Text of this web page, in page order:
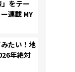
をテー
連載 MY
たい！地
年絶対